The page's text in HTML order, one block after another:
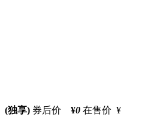
(独享) 券后价 ¥0 在售价 ¥